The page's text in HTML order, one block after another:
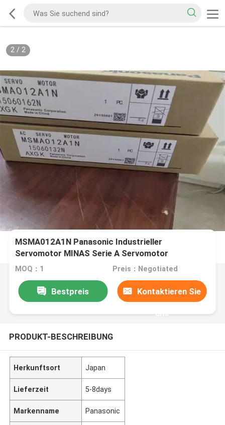
2/ 2
MSMA012A1N Panasonic Industrieller
Servomotor MINAS Serie A Servomotor
MOQ：1 Preis：Negotiated
Bestpreis Kontaktieren Sie
uns
PRODUKT-BESCHREIBUNG
Herkunftsort Japan
Lieferzeit 5-8days
Markenname Panasonic